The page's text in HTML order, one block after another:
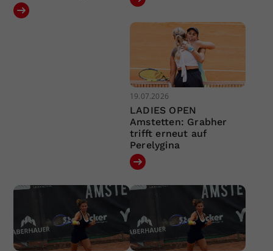
19.07.2026
LADIES OPEN
Amstetten: Grabher
trifft erneut auf
Perelygina